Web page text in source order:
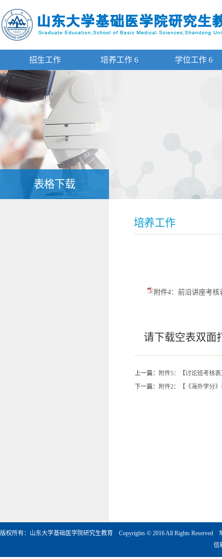
招生工作 培养工作 6 学位工作 6
表格下载
培养工作
附件4：前沿讲座考核
请下载空表双面
上一篇：
附件5：【讨论班考核
下一篇：
附件2：【《海外学分
版权所有：山东大学基础医学院研究生教育 Copyrights © 2016 All Rights
信